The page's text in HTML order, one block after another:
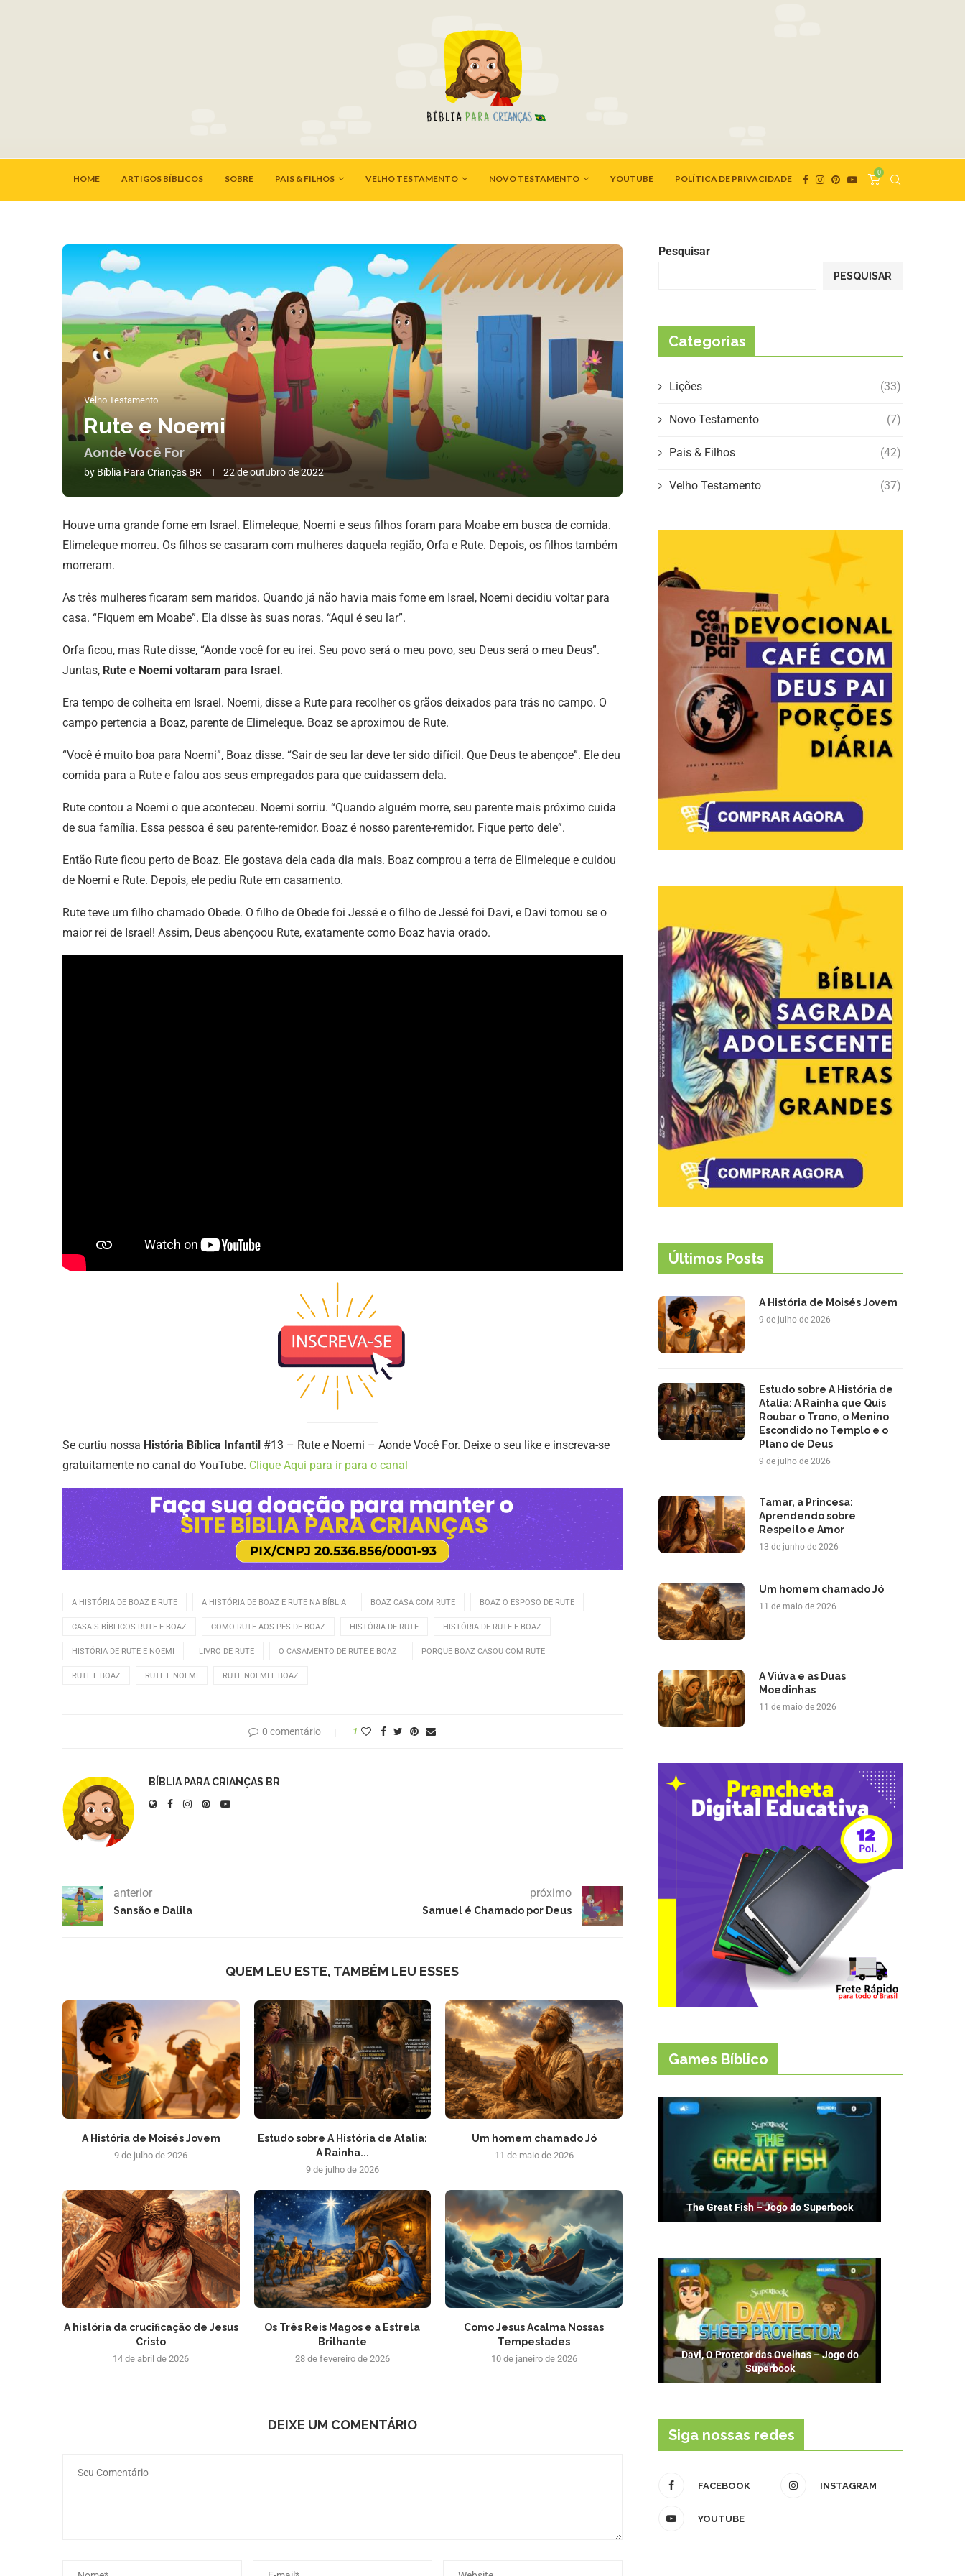
HOME ARTIGOS BÍBLICOS SOBRE PAIS & FILHOS VELHO TESTAMENTO NOVO TESTAMENTO YOUTUBE POLÍTICA DE PRIVACIDADE
0
Velho Testamento
Rute e Noemi
Aonde Você For
by Bíblia Para Crianças BR 22 de outubro de 2022
Houve uma grande fome em Israel. Elimeleque, Noemi e seus filhos foram para Moabe em busca de comida.
Elimeleque morreu. Os filhos se casaram com mulheres daquela região, Orfa e Rute. Depois, os filhos também
morreram.
As três mulheres ficaram sem maridos. Quando já não havia mais fome em Israel, Noemi decidiu voltar para
casa. “Fiquem em Moabe”. Ela disse às suas noras. “Aqui é seu lar”.
Orfa ficou, mas Rute disse, “Aonde você for eu irei. Seu povo será o meu povo, seu Deus será o meu Deus”.
Juntas, Rute e Noemi voltaram para Israel.
Era tempo de colheita em Israel. Noemi, disse a Rute para recolher os grãos deixados para trás no campo. O
campo pertencia a Boaz, parente de Elimeleque. Boaz se aproximou de Rute.
“Você é muito boa para Noemi”, Boaz disse. “Sair de seu lar deve ter sido difícil. Que Deus te abençoe”. Ele deu
comida para a Rute e falou aos seus empregados para que cuidassem dela.
Rute contou a Noemi o que aconteceu. Noemi sorriu. “Quando alguém morre, seu parente mais próximo cuida
de sua família. Essa pessoa é seu parente-remidor. Boaz é nosso parente-remidor. Fique perto dele”.
Então Rute ficou perto de Boaz. Ele gostava dela cada dia mais. Boaz comprou a terra de Elimeleque e cuidou
de Noemi e Rute. Depois, ele pediu Rute em casamento.
Rute teve um filho chamado Obede. O filho de Obede foi Jessé e o filho de Jessé foi Davi, e Davi tornou se o
maior rei de Israel! Assim, Deus abençoou Rute, exatamente como Boaz havia orado.
Se curtiu nossa História Bíblica Infantil #13 – Rute e Noemi – Aonde Você For. Deixe o seu like e inscreva-se
gratuitamente no canal do YouTube. Clique Aqui para ir para o canal
A HISTÓRIA DE BOAZ E RUTE A HISTÓRIA DE BOAZ E RUTE NA BÍBLIA BOAZ CASA COM RUTE BOAZ O ESPOSO DE RUTE
CASAIS BÍBLICOS RUTE E BOAZ COMO RUTE AOS PÉS DE BOAZ HISTÓRIA DE RUTE HISTÓRIA DE RUTE E BOAZ
HISTÓRIA DE RUTE E NOEMI LIVRO DE RUTE O CASAMENTO DE RUTE E BOAZ PORQUE BOAZ CASOU COM RUTE
RUTE E BOAZ RUTE E NOEMI RUTE NOEMI E BOAZ
0 comentário 1
BÍBLIA PARA CRIANÇAS BR
anterior
Sansão e Dalila
próximo
Samuel é Chamado por Deus
QUEM LEU ESTE, TAMBÉM LEU ESSES
A História de Moisés Jovem
9 de julho de 2026
Estudo sobre A História de Atalia:
A Rainha...
9 de julho de 2026
Um homem chamado Jó
11 de maio de 2026
A história da crucificação de Jesus
Cristo
14 de abril de 2026
Os Três Reis Magos e a Estrela
Brilhante
28 de fevereiro de 2026
Como Jesus Acalma Nossas
Tempestades
10 de janeiro de 2026
DEIXE UM COMENTÁRIO
Pesquisar
PESQUISAR
Categorias
Lições (33)
Novo Testamento (7)
Pais & Filhos (42)
Velho Testamento (37)
Últimos Posts
A História de Moisés Jovem
9 de julho de 2026
Estudo sobre A História de
Atalia: A Rainha que Quis
Roubar o Trono, o Menino
Escondido no Templo e o
Plano de Deus
9 de julho de 2026
Tamar, a Princesa:
Aprendendo sobre
Respeito e Amor
13 de junho de 2026
Um homem chamado Jó
11 de maio de 2026
A Viúva e as Duas
Moedinhas
11 de maio de 2026
Games Bíblico
The Great Fish – Jogo do Superbook
Davi, O Protetor das Ovelhas – Jogo do
Superbook
Siga nossas redes
FACEBOOK INSTAGRAM
YOUTUBE